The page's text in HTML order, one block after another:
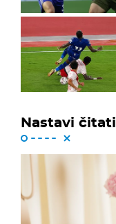
Nastavi čitati